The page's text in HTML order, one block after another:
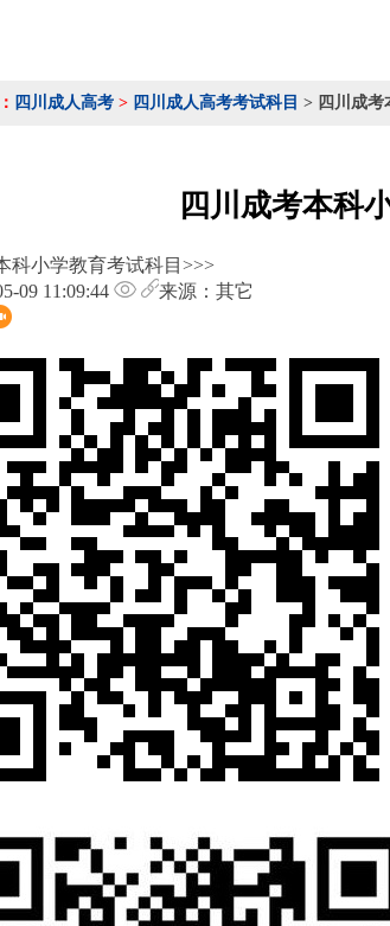
四川成人高考 > 四川成人高考考试科目 > 四川成考
四川成考本科
科小学教育考试科目>>>
09 11:09:44
来源：其它